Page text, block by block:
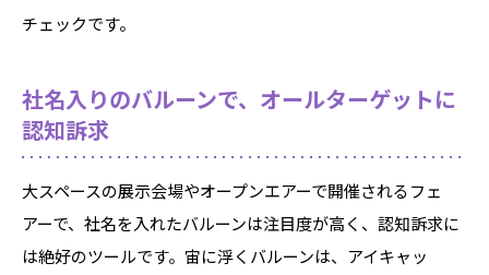
チェックです。
社名入りのバルーンで、オールターゲットに
認知訴求
大スペースの展示会場やオープンエアーで開催されるフェ
アーで、社名を入れたバルーンは注目度が高く、認知訴求に
は絶好のツールです。宙に浮くバルーンは、アイキャッ